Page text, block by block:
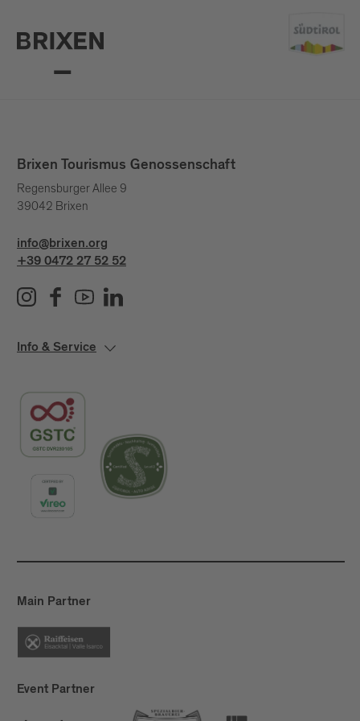
Brixen Tourismus Genossenschaft
Regensburger Allee 9
39042 Brixen
info@brixen.org
+39 0472 27 52 52
Info & Service
Main Partner
Event Partner